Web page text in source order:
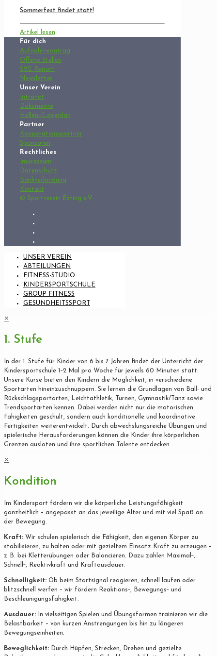
Sommerfest findet statt!
Artikel lesen
Für dich
Aufnahmeantrag
Offene Stellen
SVE Report
Newsletter
Unser Verein
Intranet
Dokumente
Hallen-/Lageplan
Partner
Kooperationspartner
Sponsoren
Rechtliches
Impressum
Datenschutz
Bankverbindung
Kontakt
© Sportverein Esting e.V.
UNSER VEREIN
ABTEILUNGEN
FITNESS-STUDIO
KINDERSPORTSCHULE
GROUP FITNESS
GESUNDHEITSSPORT
✕
1. Stufe
In der 1. Stufe für Kinder von 6 bis 7 Jahren findet der Unterricht der
Kindersportschule 1–2 Mal pro Woche für jeweils 60 Minuten statt.
Unsere Kurse bieten den Kindern die Möglichkeit, in verschiedene
Sportarten hineinzuschnuppern. Sie lernen die Grundlagen von Ball- und
Rückschlagsportarten, Leichtathletik, Turnen, Gymnastik/Tanz sowie
Trendsportarten kennen. Dabei werden nicht nur die motorischen
Fähigkeiten geschult, sondern auch konditionelle und koordinative
Fertigkeiten weiterentwickelt. Durch abwechslungsreiche Übungen und
spielerische Herausforderungen können die Kinder ihre körperlichen
Grenzen ausloten und ihre sportlichen Talente entdecken.
✕
Kondition
Im Kindersport fördern wir die körperliche Leistungsfähigkeit
ganzheitlich – angepasst an das jeweilige Alter und mit viel Spaß an
der Bewegung.
Kraft: Wir schulen spielerisch die Fähigkeit, den eigenen Körper zu
stabilisieren, zu halten oder mit gezieltem Einsatz Kraft zu erzeugen –
z. B. bei Kletterübungen oder Balancieren. Dazu zählen Maximal‐,
Schnell‐, Reaktivkraft und Kraftausdauer.
Schnelligkeit: Ob beim Startsignal reagieren, schnell laufen oder
blitzschnell werfen – wir fördern Reaktions‐, Bewegungs‐ und
Beschleunigungsfähigkeit.
Ausdauer: In vielseitigen Spielen und Übungsformen trainieren wir die
Belastbarkeit – von kurzen Anstrengungen bis hin zu längeren
Bewegungseinheiten.
Beweglichkeit: Durch Hüpfen, Strecken, Drehen und gezielte